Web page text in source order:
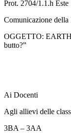
Prot. 2704/1.1.h
Comunicazione
OGGETTO:
butto?”
Ai Docenti
Agli allievi delle
3BA – 3AA